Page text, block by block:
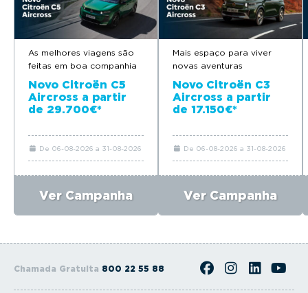
As melhores viagens são
feitas em boa companhia
Novo Citroën C5
Aircross a partir
de 29.700€*
De 06-08-2026 a 31-08-2026
Ver Campanha
Mais espaço para viver
novas aventuras
Novo Citroën C3
Aircross a partir
de 17.150€*
De 06-08-2026 a 31-08-2026
Ver Campanha
Chamada Gratuita 800 22 55 88